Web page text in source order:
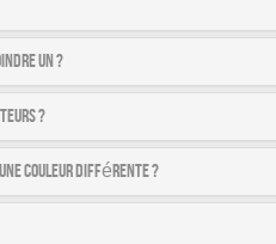
un ?
?
couleur différente ?